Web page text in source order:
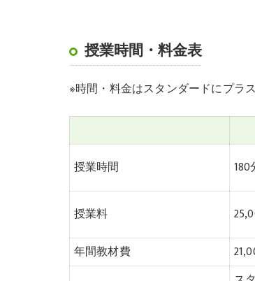
授業時間・料金表
※時間・料金はスタンダードにプラ
授業時間 180
授業料
年間教材費